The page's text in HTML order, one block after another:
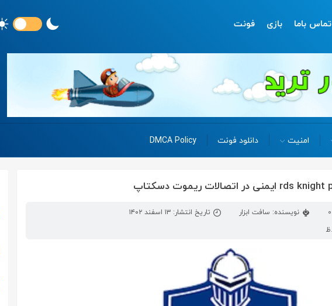
تماس باما بازی فونت
امنیت دانلود فونت DMCA Policy
نویسنده: سافت ابزار
تاریخ انتشار: ۱۳ اسفند ۱۴۰۲